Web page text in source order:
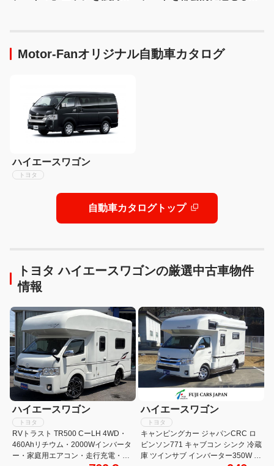
Motor-Fanオリジナル自動車カタログ
ハイエースワゴン
トヨタ
自動車カタログトップ
トヨタ ハイエースワゴンの厳選中古車物件
情報
ハイエースワゴン
トヨタ
RVトラスト TR500 CーLH 4WD・
460Ahリチウム・2000Wインバータ
ー・家庭用エアコン・走行充電・外
ハイエースワゴン
トヨタ
キャンピングカー ジャパンCRC ロ
ビンソン771 キャブコン シンク 冷蔵
庫 ツインサブ インバーター350W べ